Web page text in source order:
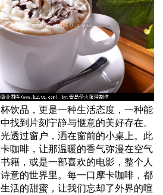
饮品，更是一种生活态度，一种能
找到片刻宁静与惬意的美好存在。
透过窗户，洒在窗前的小桌上。此
咖啡，让那温暖的香气弥漫在空气
籍，或是一部喜欢的电影，整个人
意的世界里。每一口摩卡咖啡，都
活的甜蜜，让我们忘却了外界的喧